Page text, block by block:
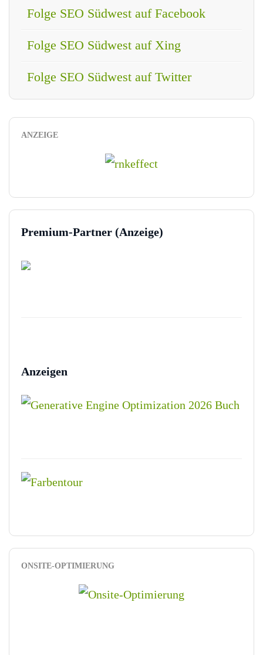
Folge SEO Südwest auf Facebook
Folge SEO Südwest auf Xing
Folge SEO Südwest auf Twitter
ANZEIGE
Premium-Partner (Anzeige)
Anzeigen
ONSITE-OPTIMIERUNG